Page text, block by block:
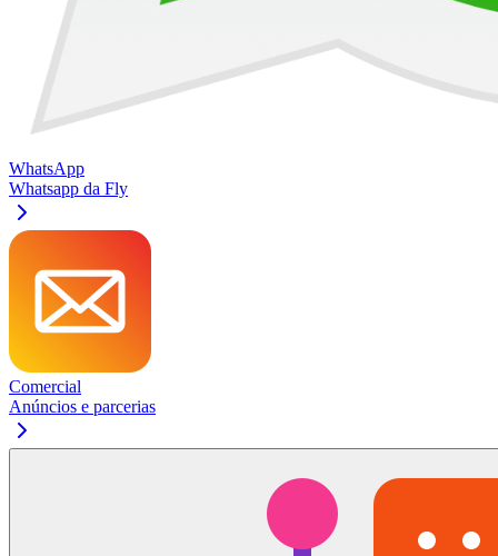
WhatsApp
Whatsapp da Fly
Comercial
Anúncios e parcerias